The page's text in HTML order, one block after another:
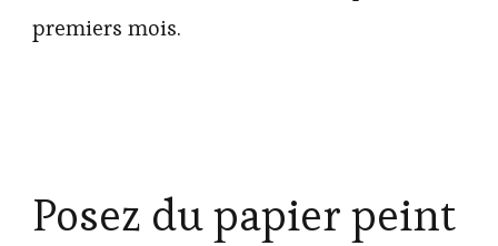
premiers mois.
Posez du papier peint